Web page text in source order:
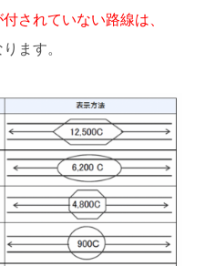
されていない路線は、
ます。